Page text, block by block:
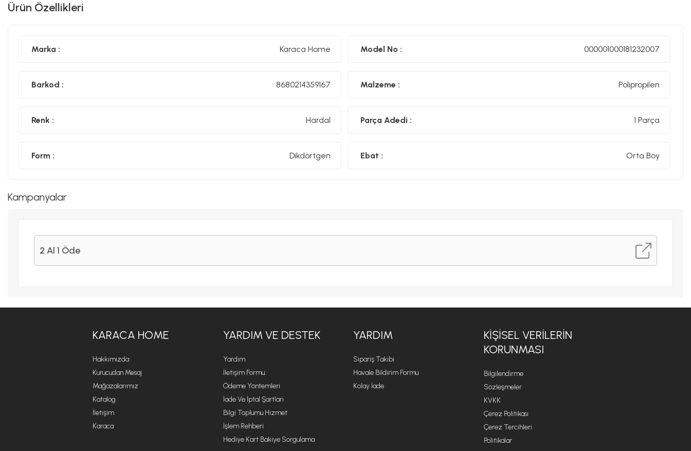
Ürün Özellikleri
Marka : Karaca Home Model No : 000001000181232007
Barkod : 8680214359167 Malzeme : Polipropilen
Renk : Hardal Parça Adedi : 1 Parça
Form : Dikdörtgen Ebat : Orta Boy
Kampanyalar
2 Al 1 Öde
KARACA HOME
Hakkımızda
Kurucudan Mesaj
Mağazalarımız
Katalog
İletişim
Karaca
YARDIM VE DESTEK
Yardım
İletişim Formu
Ödeme Yöntemleri
İade Ve İptal Şartları
Bilgi Toplumu Hizmet
İşlem Rehberi
Hediye Kart Bakiye Sorgulama
YARDIM
Sipariş Takibi
Havale Bildirim Formu
Kolay İade
KİŞİSEL VERİLERİN
KORUNMASI
Bilgilendirme
Sözleşmeler
KVKK
Çerez Politikası
Çerez Tercihleri
Politikalar